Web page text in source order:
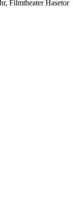
Filmtheater Hasetor